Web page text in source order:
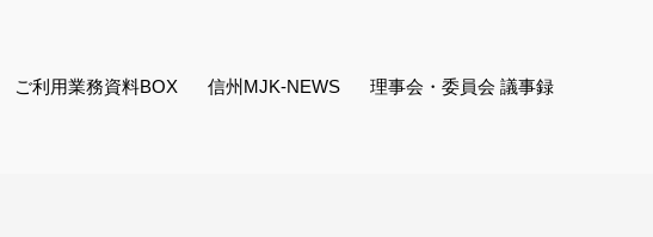
ご利用業務資料BOX 信州MJK-NEWS 理事会・委員会 議事録